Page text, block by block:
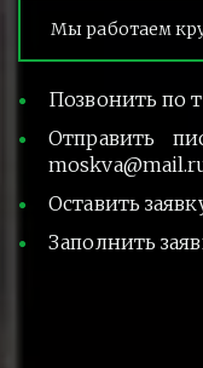
Мы работаем
Позвонить по
Отправить
Оставить
Заполнить